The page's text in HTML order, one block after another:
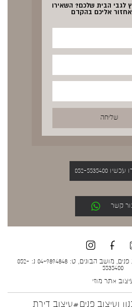
לגבי הבית שלכם? השאירו
אליכם בהקדם
052-5535400
קשר
הילית קרש עיצוב ואדריכלות פנים, מושב הבונים, ט: 04-9894848 נ: 052-
5535400
אתר מוזי
ועיצוב פנים#עיצוב דירת